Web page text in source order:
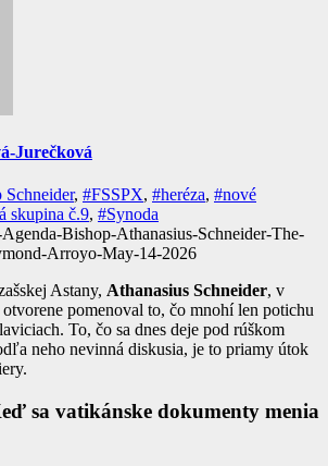
Jurečková
, #FSSPX, #heréza, #nové
skupina č.9, #Synoda
Bishop-Athanasius-Schneider-The-
Arroyo-May-14-2026
Astany, Athanasius Schneider, v
pomenoval to, čo mnohí len potichu
To, čo sa dnes deje pod rúškom
neho nevinná diskusia, je to priamy útok
sa vatikánske dokumenty menia